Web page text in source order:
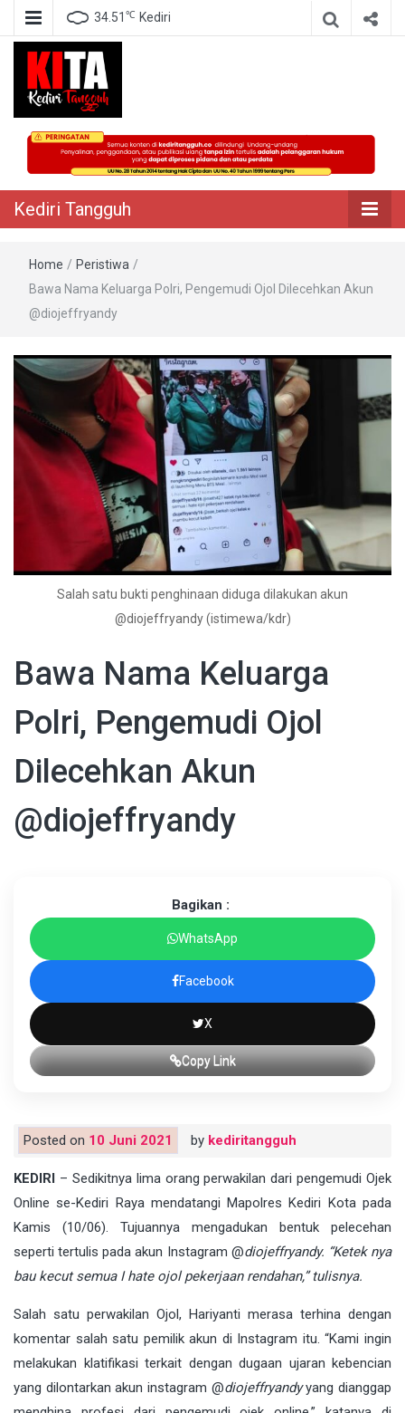
34.51 ℃ Kediri
Kediri Tangguh
Berita Akurat Terpercaya
Kediri Tangguh
Home / Peristiwa /
Bawa Nama Keluarga Polri, Pengemudi Ojol Dilecehkan Akun
@diojeffryandy
Salah satu bukti penghinaan diduga dilakukan akun
@diojeffryandy (istimewa/kdr)
Bawa Nama Keluarga
Polri, Pengemudi Ojol
Dilecehkan Akun
@diojeffryandy
Bagikan :
WhatsApp
Facebook
X
Copy Link
Posted on 10 Juni 2021 by kediritangguh
KEDIRI – Sedikitnya lima orang perwakilan dari pengemudi Ojek
Online se-Kediri Raya mendatangi Mapolres Kediri Kota pada
Kamis (10/06). Tujuannya mengadukan bentuk pelecehan
seperti tertulis pada akun Instagram @diojeffryandy. “Ketek nya
bau kecut semua I hate ojol pekerjaan rendahan,” tulisnya.
Salah satu perwakilan Ojol, Hariyanti merasa terhina dengan
komentar salah satu pemilik akun di Instagram itu. “Kami ingin
melakukan klatifikasi terkait dengan dugaan ujaran kebencian
yang dilontarkan akun instagram @diojeffryandyyang dianggap